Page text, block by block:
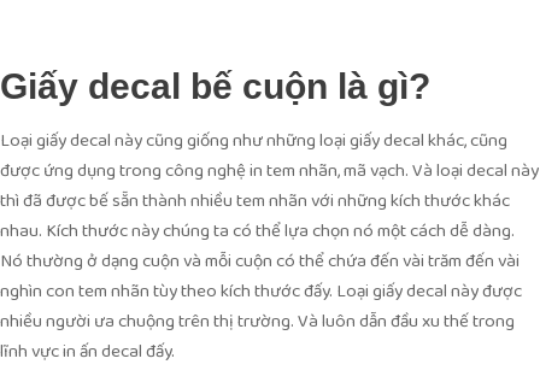
Giấy decal bế cuộn là gì?
Loại giấy decal này cũng giống như những loại giấy decal khác, cũng
được ứng dụng trong công nghệ in tem nhãn, mã vạch. Và loại decal này
thì đã được bế sẵn thành nhiều tem nhãn với những kích thước khác
nhau. Kích thước này chúng ta có thể lựa chọn nó một cách dễ dàng.
Nó thường ở dạng cuộn và mỗi cuộn có thể chứa đến vài trăm đến vài
nghìn con tem nhãn tùy theo kích thước đấy. Loại giấy decal này được
nhiều người ưa chuộng trên thị trường. Và luôn dẫn đầu xu thế trong
lĩnh vực in ấn decal đấy.